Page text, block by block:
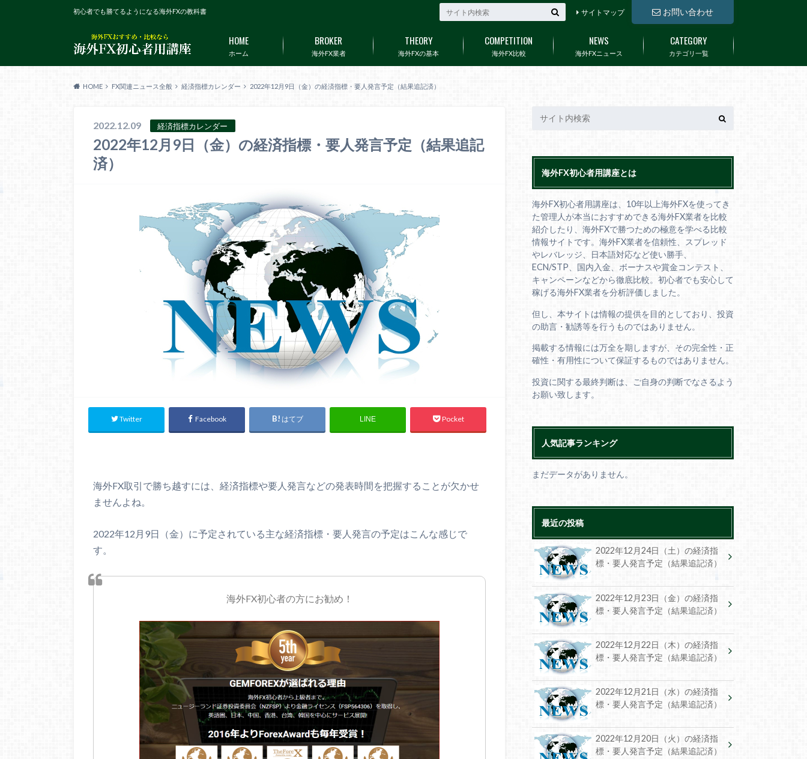
初心者でも勝てるようになる海外FXの教科書 お問い合わせ
サイトマップ
ホーム
HOME
海外FX業者
BROKER
海外FXの基本
THEORY
海外FX比較
COMPETITION
海外FXニュース
NEWS
カテゴリ一覧
CATEGORY
HOME FX関連ニュース全般 経済指標カレンダー 2022年12月9日（金）の経済指標・要人発言予定（結果追記済）
2022.12.09 経済指標カレンダー
2022年12月9日（金）の経済指標・要人発言予定（結果追記
済）
Twitter Facebook はてブ LINE Pocket
海外FX取引で勝ち越すには、経済指標や要人発言などの発表時間を把握することが欠かせ
ませんよね。
2022年12月9日（金）に予定されている主な経済指標・要人発言の予定はこんな感じで
す。
海外FX初心者の方にお勧め！
海外FX初心者用講座とは
海外FX初心者用講座は、10年以上海外FXを使ってき
た管理人が本当におすすめできる海外FX業者を比較
紹介したり、海外FXで勝つための極意を学べる比較
情報サイトです。海外FX業者を信頼性、スプレッド
やレバレッジ、日本語対応など使い勝手、
ECN/STP、国内入金、ボーナスや賞金コンテスト、
キャンペーンなどから徹底比較。初心者でも安心して
稼げる海外FX業者を分析評価しました。
但し、本サイトは情報の提供を目的としており、投資
の助言・勧誘等を行うものではありません。
掲載する情報には万全を期しますが、その完全性・正
確性・有用性について保証するものではありません。
投資に関する最終判断は、ご自身の判断でなさるよう
お願い致します。
人気記事ランキング
まだデータがありません。
最近の投稿
2022年12月24日（土）の経済指
標・要人発言予定（結果追記済）
2022年12月23日（金）の経済指
標・要人発言予定（結果追記済）
2022年12月22日（木）の経済指
標・要人発言予定（結果追記済）
2022年12月21日（水）の経済指
標・要人発言予定（結果追記済）
2022年12月20日（火）の経済指
標・要人発言予定（結果追記済）